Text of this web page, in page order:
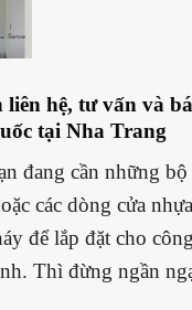
hệ, tư vấn và
tại Nha Trang
đang cần những bộ
các dòng cửa
để lắp đặt cho
Thì đừng ngần